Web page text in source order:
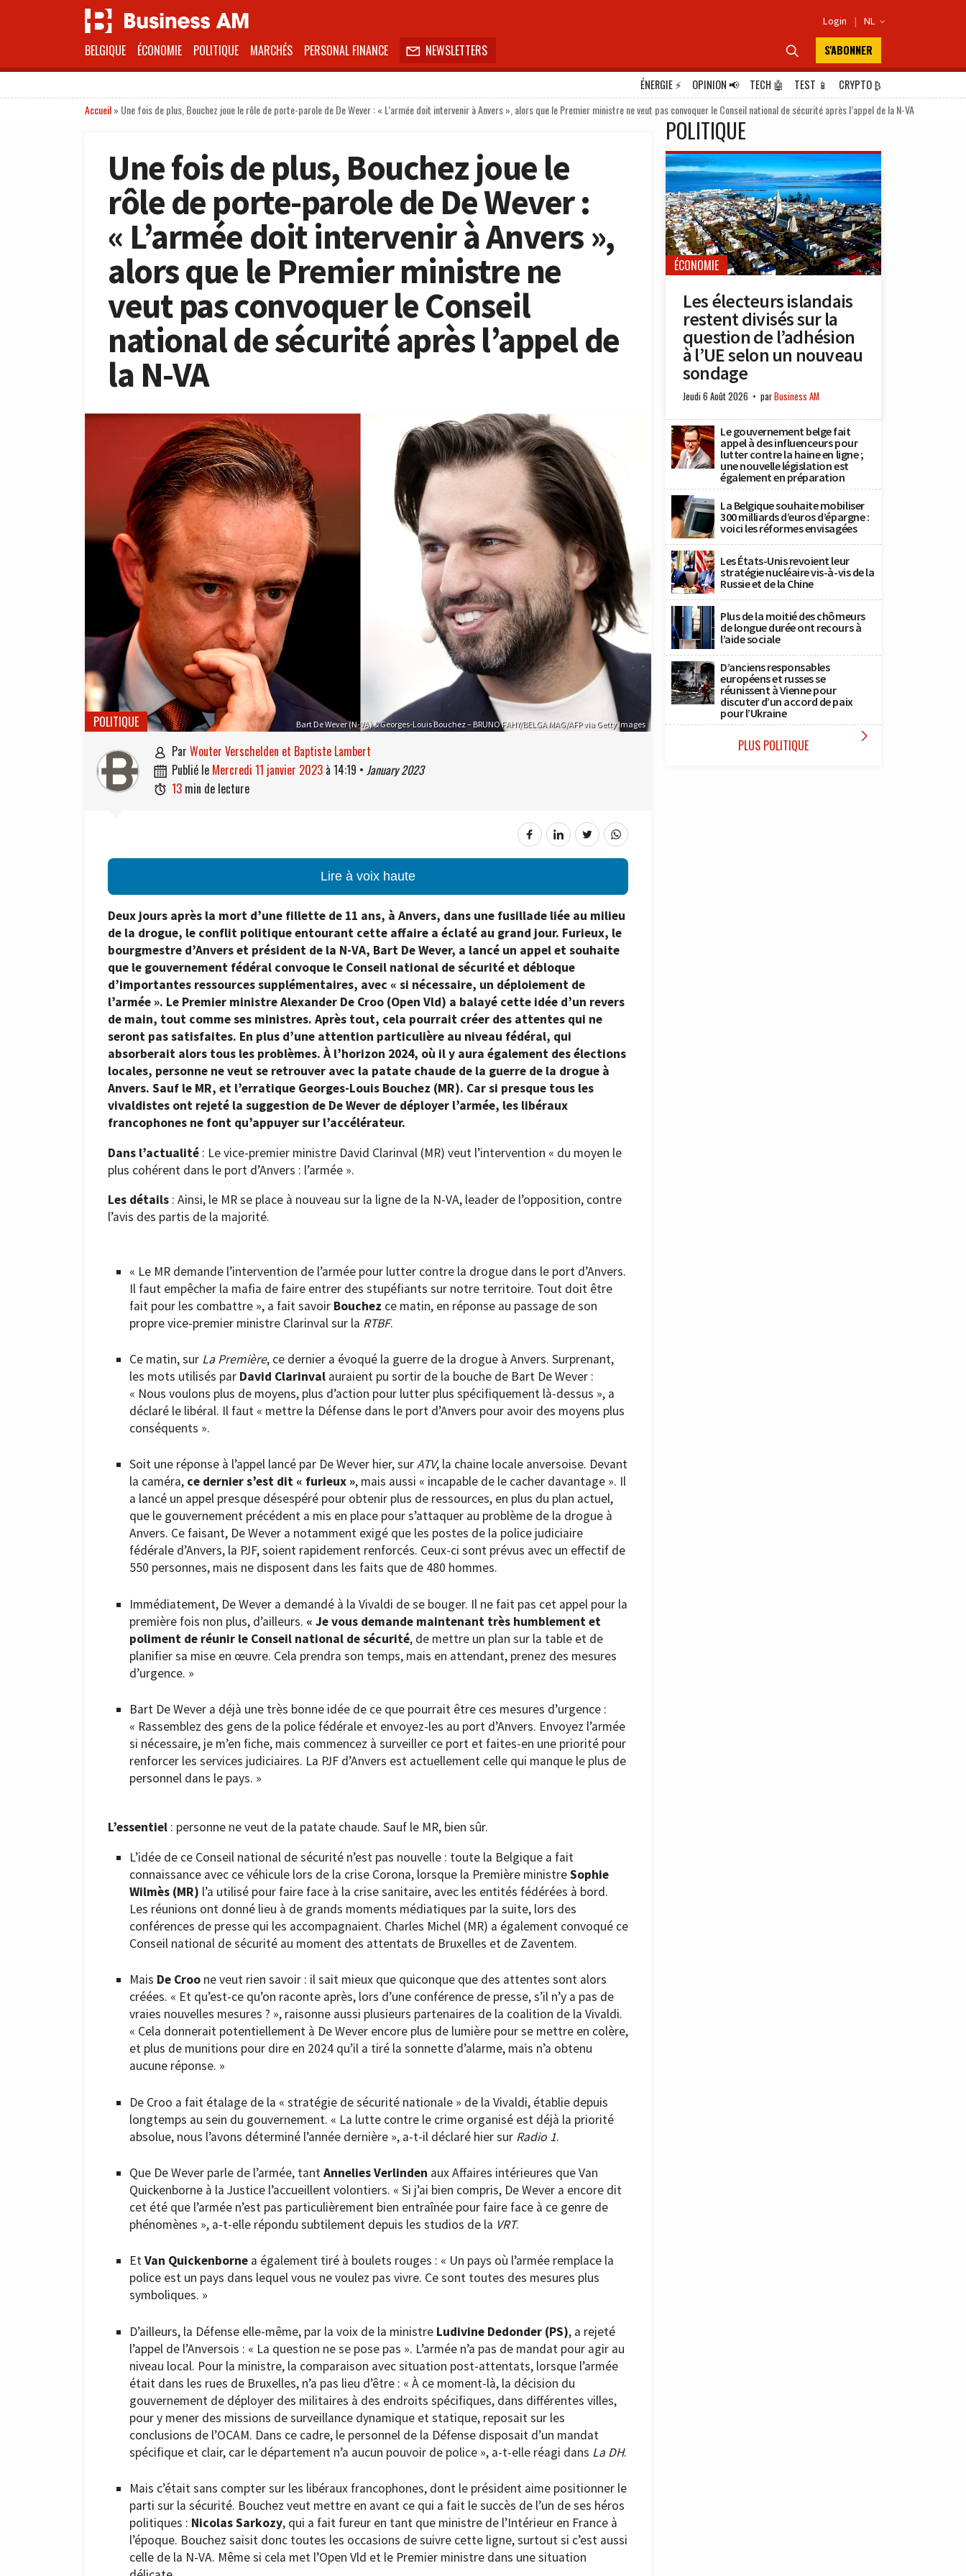
Login | NL 
BELGIQUE ÉCONOMIE POLITIQUE MARCHÉS PERSONAL FINANCE  NEWSLETTERS  S'ABONNER
ÉNERGIE⚡ OPINION📢 TECH 🤖 TEST 📱 CRYPTO₿
Accueil» Une fois de plus, Bouchez joue le rôle de porte-parole de De Wever : « L’armée doit intervenir à Anvers », alors que le Premier ministre ne veut pas convoquer le Conseil national de sécurité après l’appel de la N-VA
Une fois de plus, Bouchez joue le
rôle de porte-parole de De Wever :
« L’armée doit intervenir à Anvers »,
alors que le Premier ministre ne
veut pas convoquer le Conseil
national de sécurité après l’appel de
la N-VA
Bart De Wever (N-VA) & Georges-Louis Bouchez – BRUNO FAHY/BELGA MAG/AFP via Getty Images
POLITIQUE
 par Wouter Verschelden et Baptiste Lambert
 publié le mercredi 11 janvier 2023 à 14:19 • January 2023
 13 min de lecture
Lire à voix haute
Deux jours après la mort d’une fillette de 11 ans, à Anvers, dans une fusillade liée au milieu
de la drogue, le conflit politique entourant cette affaire a éclaté au grand jour. Furieux, le
bourgmestre d’Anvers et président de la N-VA, Bart De Wever, a lancé un appel et souhaite
que le gouvernement fédéral convoque le Conseil national de sécurité et débloque
d’importantes ressources supplémentaires, avec « si nécessaire, un déploiement de
l’armée ». Le Premier ministre Alexander De Croo (Open Vld) a balayé cette idée d’un revers
de main, tout comme ses ministres. Après tout, cela pourrait créer des attentes qui ne
seront pas satisfaites. En plus d’une attention particulière au niveau fédéral, qui
absorberait alors tous les problèmes. À l’horizon 2024, où il y aura également des élections
locales, personne ne veut se retrouver avec la patate chaude de la guerre de la drogue à
Anvers. Sauf le MR, et l’erratique Georges-Louis Bouchez (MR). Car si presque tous les
vivaldistes ont rejeté la suggestion de De Wever de déployer l’armée, les libéraux
francophones ne font qu’appuyer sur l’accélérateur.
Dans l’actualité : Le vice-premier ministre David Clarinval (MR) veut l’intervention « du moyen le
plus cohérent dans le port d’Anvers : l’armée ».
Les détails : Ainsi, le MR se place à nouveau sur la ligne de la N-VA, leader de l’opposition, contre
l’avis des partis de la majorité.
« Le MR demande l’intervention de l’armée pour lutter contre la drogue dans le port d’Anvers.
Il faut empêcher la mafia de faire entrer des stupéfiants sur notre territoire. Tout doit être
fait pour les combattre », a fait savoir Bouchez ce matin, en réponse au passage de son
propre vice-premier ministre Clarinval sur la RTBF.
Ce matin, sur La Première, ce dernier a évoqué la guerre de la drogue à Anvers. Surprenant,
les mots utilisés par David Clarinval auraient pu sortir de la bouche de Bart De Wever :
« Nous voulons plus de moyens, plus d’action pour lutter plus spécifiquement là-dessus », a
déclaré le libéral. Il faut « mettre la Défense dans le port d’Anvers pour avoir des moyens plus
conséquents ».
Soit une réponse à l’appel lancé par De Wever hier, surATV, la chaine locale anversoise. Devant
la caméra, ce dernier s’est dit « furieux », mais aussi « incapable de le cacher davantage ». Il
a lancé un appel presque désespéré pour obtenir plus de ressources, en plus du plan actuel,
que le gouvernement précédent a mis en place pour s’attaquer au problème de la drogue à
Anvers. Ce faisant, De Wever a notamment exigé que les postes de la police judiciaire
fédérale d’Anvers, la PJF, soient rapidement renforcés. Ceux-ci sont prévus avec un effectif de
550 personnes, mais ne disposent dans les faits que de 480 hommes.
Immédiatement, De Wever a demandé à la Vivaldi de se bouger. Il ne fait pas cet appel pour la
première fois non plus, d’ailleurs. « Je vous demande maintenant très humblement et
poliment de réunir le Conseil national de sécurité, de mettre un plan sur la table et de
planifier sa mise en œuvre. Cela prendra son temps, mais en attendant, prenez des mesures
d’urgence. »
Bart De Wever a déjà une très bonne idée de ce que pourrait être ces mesures d’urgence :
« Rassemblez des gens de la police fédérale et envoyez-les au port d’Anvers. Envoyez l’armée
si nécessaire, je m’en fiche, mais commencez à surveiller ce port et faites-en une priorité pour
renforcer les services judiciaires. La PJF d’Anvers est actuellement celle qui manque le plus de
personnel dans le pays. »
L’essentiel : personne ne veut de la patate chaude. Sauf le MR, bien sûr.
L’idée de ce Conseil national de sécurité n’est pas nouvelle : toute la Belgique a fait
connaissance avec ce véhicule lors de la crise Corona, lorsque la Première ministreSophie
Wilmès (MR) l’a utilisé pour faire face à la crise sanitaire, avec les entités fédérées à bord.
Les réunions ont donné lieu à de grands moments médiatiques par la suite, lors des
conférences de presse qui les accompagnaient. Charles Michel (MR) a également convoqué ce
Conseil national de sécurité au moment des attentats de Bruxelles et de Zaventem.
Mais De Croo ne veut rien savoir : il sait mieux que quiconque que des attentes sont alors
créées. « Et qu’est-ce qu’on raconte après, lors d’une conférence de presse, s’il n’y a pas de
vraies nouvelles mesures ? », raisonne aussi plusieurs partenaires de la coalition de la Vivaldi.
« Cela donnerait potentiellement à De Wever encore plus de lumière pour se mettre en colère,
et plus de munitions pour dire en 2024 qu’il a tiré la sonnette d’alarme, mais n’a obtenu
aucune réponse. »
De Croo a fait étalage de la « stratégie de sécurité nationale » de la Vivaldi, établie depuis
longtemps au sein du gouvernement. « La lutte contre le crime organisé est déjà la priorité
absolue, nous l’avons déterminé l’année dernière », a-t-il déclaré hier sur Radio 1.
Que De Wever parle de l’armée, tantAnneliesVerlinden aux Affaires intérieures que Van
Quickenborne à la Justice l’accueillent volontiers. « Si j’ai bien compris, De Wever a encore dit
cet été que l’armée n’est pas particulièrement bien entraînée pour faire face à ce genre de
phénomènes », a-t-elle répondu subtilement depuis les studios de la VRT.
EtVan Quickenborne a également tiré à boulets rouges : « Un pays où l’armée remplace la
police est un pays dans lequel vous ne voulez pas vivre. Ce sont toutes des mesures plus
symboliques. »
D’ailleurs, la Défense elle-même, par la voix de la ministre Ludivine Dedonder (PS), a rejeté
l’appel de l’Anversois : « La question ne se pose pas ». L’armée n’a pas de mandat pour agir au
niveau local. Pour la ministre, la comparaison avec situation post-attentats, lorsque l’armée
était dans les rues de Bruxelles, n’a pas lieu d’être : « À ce moment-là, la décision du
gouvernement de déployer des militaires à des endroits spécifiques, dans différentes villes,
pour y mener des missions de surveillance dynamique et statique, reposait sur les
conclusions de l’OCAM. Dans ce cadre, le personnel de la Défense disposait d’un mandat
spécifique et clair, car le département n’a aucun pouvoir de police », a-t-elle réagi dans La DH.
Mais c’était sans compter sur les libéraux francophones, dont le président aime positionner le
parti sur la sécurité. Bouchez veut mettre en avant ce qui a fait le succès de l’un de ses héros
politiques : Nicolas Sarkozy, qui a fait fureur en tant que ministre de l’Intérieur en France à
l’époque. Bouchez saisit donc toutes les occasions de suivre cette ligne, surtout si c’est aussi
celle de la N-VA. Même si cela met l’Open Vld et le Premier ministre dans une situation
POLITIQUE
ÉCONOMIE
Les électeurs islandais
restent divisés sur la
question de l’adhésion
à l’UE selon un nouveau
sondage
Jeudi 6 Août 2026 parBusiness AM
Le gouvernement belge fait
appel à des influenceurs pour
lutter contre la haine en ligne ;
une nouvelle législation est
également en préparation
La Belgique souhaite mobiliser
300 milliards d’euros d’épargne :
voici les réformes envisagées
Les États-Unis revoient leur
stratégie nucléaire vis-à-vis de la
Russie et de la Chine
Plus de la moitié des chômeurs
de longue durée ont recours à
l’aide sociale
D’anciens responsables
européens et russes se
réunissent à Vienne pour
discuter d’un accord de paix
pour l’Ukraine
PLUS POLITIQUE 